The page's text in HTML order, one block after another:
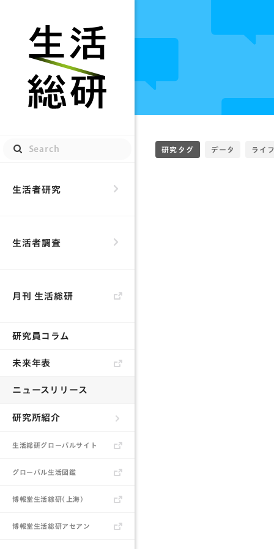
生活総研
生活者研究
生活者調査
月刊 生活総研
研究員コラム
未来年表
ニュースリリース
研究所紹介
生活総研とは
所長あいさつ
研究員
書籍
生活総研グローバルサイト
グローバル生活図鑑
博報堂生活綜研（上海）
博報堂生活総研アセアン
研究タグ データ ライ